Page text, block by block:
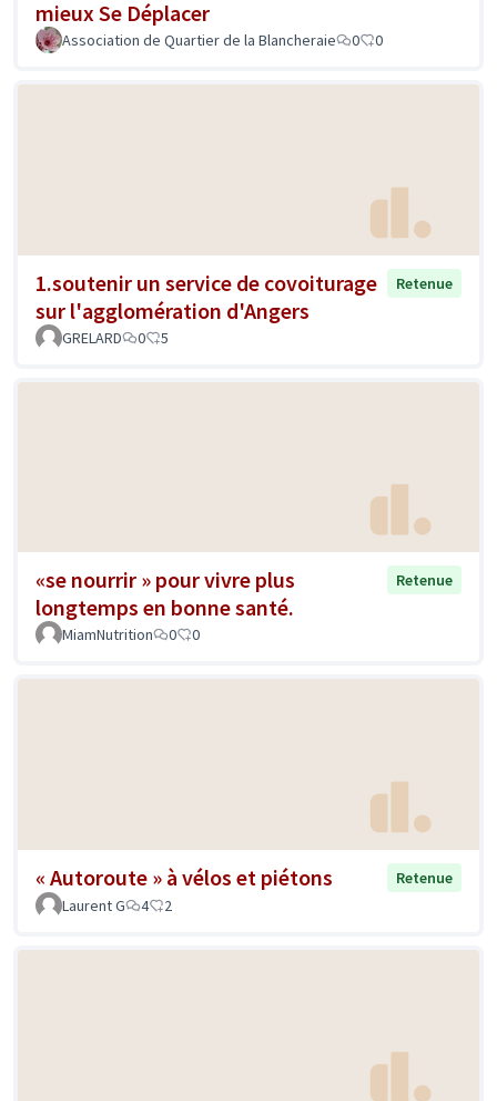
mieux Se Déplacer
Association de Quartier de la Blancheraie 0 0
1.soutenir un service de covoiturage
sur l'agglomération d'Angers
Retenue
GRELARD 0 5
«se nourrir » pour vivre plus
longtemps en bonne santé.
Retenue
MiamNutrition 0 0
« Autoroute » à vélos et piétons
Retenue
Laurent G
4 2